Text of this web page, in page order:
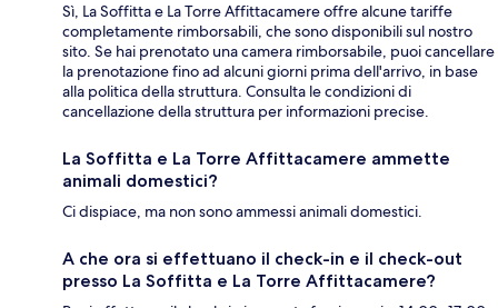
Sì, La Soffitta e La Torre Affittacamere offre alcune tariffe
completamente rimborsabili, che sono disponibili sul nostro
sito. Se hai prenotato una camera rimborsabile, puoi cancellare
la prenotazione fino ad alcuni giorni prima dell'arrivo, in base
alla politica della struttura. Consulta le condizioni di
cancellazione della struttura per informazioni precise.
La Soffitta e La Torre Affittacamere ammette
animali domestici?
Ci dispiace, ma non sono ammessi animali domestici.
A che ora si effettuano il check-in e il check-out
presso La Soffitta e La Torre Affittacamere?